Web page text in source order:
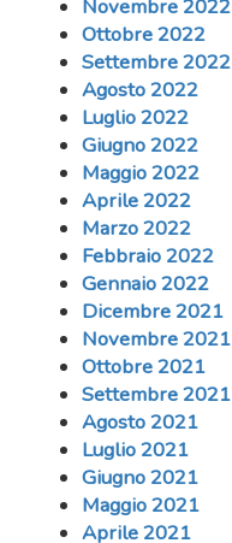
Novembre 2022
Ottobre 2022
Settembre 2022
Agosto 2022
Luglio 2022
Giugno 2022
Maggio 2022
Aprile 2022
Marzo 2022
Febbraio 2022
Gennaio 2022
Dicembre 2021
Novembre 2021
Ottobre 2021
Settembre 2021
Agosto 2021
Luglio 2021
Giugno 2021
Maggio 2021
Aprile 2021